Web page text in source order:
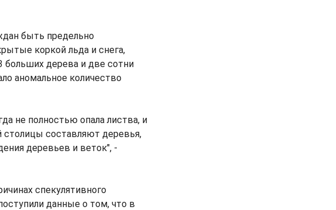
быть предельно
коркой льда и снега,
больших дерева и две сотни
аномальное количество
не полностью опала листва, и
столицы составляют деревья,
деревьев и веток", -
спекулятивного
данные о том, что в